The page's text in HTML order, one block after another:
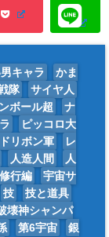
キャラ
かま
隊
サイヤ人
ボール超
ナ
ピッコロ大
リボン軍
レ
人造人間
人
行編
宇宙サ
技
技と道具
壊神シャンパ
第6宇宙
銀